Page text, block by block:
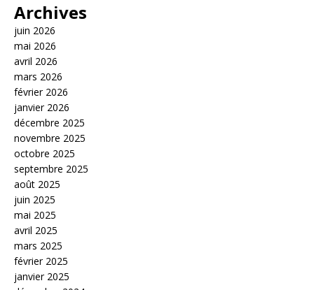
Archives
juin 2026
mai 2026
avril 2026
mars 2026
février 2026
janvier 2026
décembre 2025
novembre 2025
octobre 2025
septembre 2025
août 2025
juin 2025
mai 2025
avril 2025
mars 2025
février 2025
janvier 2025